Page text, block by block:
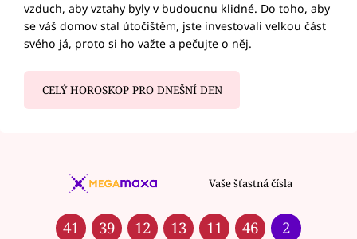
vzduch, aby vztahy byly v budoucnu klidné. Do toho, aby
se váš domov stal útočištěm, jste investovali velkou část
svého já, proto si ho važte a pečujte o něj.
CELÝ HOROSKOP PRO DNEŠNÍ DEN
Vaše šťastná čísla
41 39 12 13 11 46 2